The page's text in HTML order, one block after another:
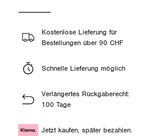
Kostenlose Lieferung für
Bestellungen über 90 CHF
Schnelle Lieferung möglich
Verlängertes Rückgaberecht:
100 Tage
Jetzt kaufen, später bezahlen.